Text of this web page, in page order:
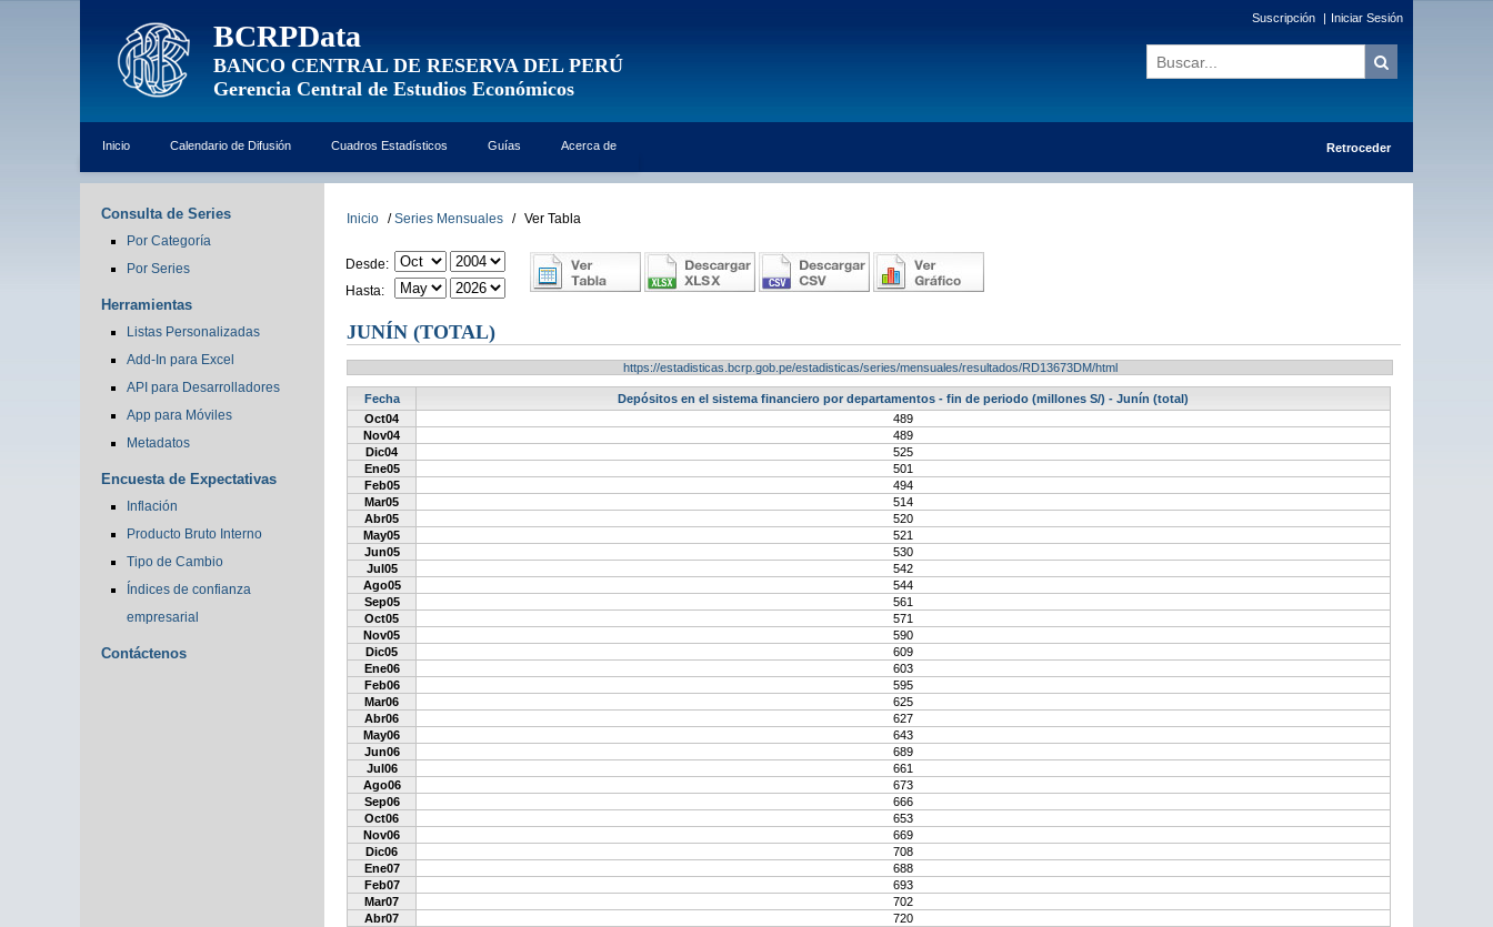
BCRPData
BANCO CENTRAL DE RESERVA DEL PERÚ
Gerencia Central de Estudios Económicos
Suscripción | Iniciar Sesión
Inicio Calendario de Difusión Cuadros Estadísticos Guías Acerca de Retroceder
Consulta de Series
Por Categoría
Por Series
Herramientas
Listas Personalizadas
Add-In para Excel
API para Desarrolladores
App para Móviles
Metadatos
Encuesta de Expectativas
Inflación
Producto Bruto Interno
Tipo de Cambio
Índices de confianza
empresarial
Contáctenos
Inicio / Series Mensuales / Ver Tabla
Desde:
Hasta:
JUNÍN (TOTAL)
https://estadisticas.bcrp.gob.pe/estadisticas/series/mensuales/resultados/RD13673DM/html
Fecha
Depósitos en el sistema financiero por departamentos - fin de periodo (millones S/) - Junín (total)
Oct04
489
Nov04
489
Dic04
525
Ene05
501
Feb05
494
Mar05
514
Abr05
520
May05
521
Jun05
530
Jul05
542
Ago05
544
Sep05
561
Oct05
571
Nov05
590
Dic05
609
Ene06
603
Feb06
595
Mar06
625
Abr06
627
May06
643
Jun06
689
Jul06
661
Ago06
673
Sep06
666
Oct06
653
Nov06
669
Dic06
708
Ene07
688
Feb07
693
Mar07
702
Abr07
720